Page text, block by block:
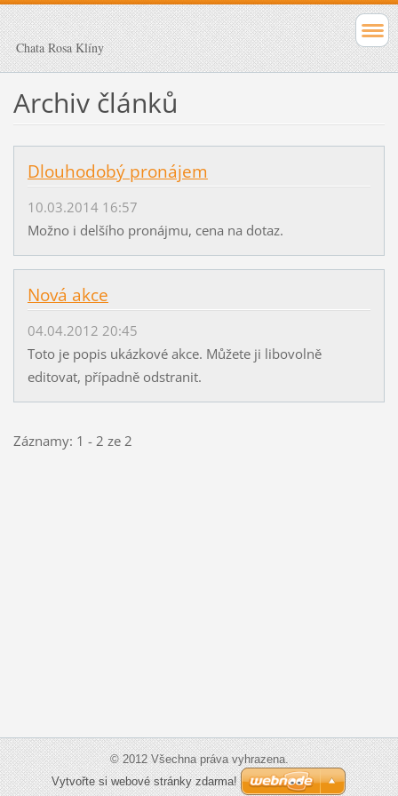
Chata Rosa Klíny
Archiv článků
Dlouhodobý pronájem
10.03.2014 16:57
Možno i delšího pronájmu, cena na dotaz.
Nová akce
04.04.2012 20:45
Toto je popis ukázkové akce. Můžete ji libovolně
editovat, případně odstranit.
Záznamy: 1 - 2 ze 2
© 2012 Všechna práva vyhrazena.
Vytvořte si webové stránky zdarma!